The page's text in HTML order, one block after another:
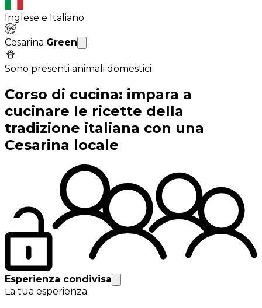
Inglese e Italiano
Cesarina Green
Sono presenti animali domestici
Corso di cucina: impara a
cucinare le ricette della
tradizione italiana con una
Cesarina locale
Esperienza condivisa
La tua esperienza